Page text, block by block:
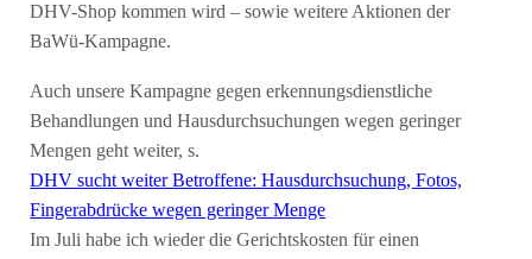
DHV-Shop kommen wird – sowie weitere Aktionen der
BaWü-Kampagne.
Auch unsere Kampagne gegen erkennungsdienstliche
Behandlungen und Hausdurchsuchungen wegen geringer
Mengen geht weiter, s.
DHV sucht weiter Betroffene: Hausdurchsuchung, Fotos,
Fingerabdrücke wegen geringer Menge
Im Juli habe ich wieder die Gerichtskosten für einen